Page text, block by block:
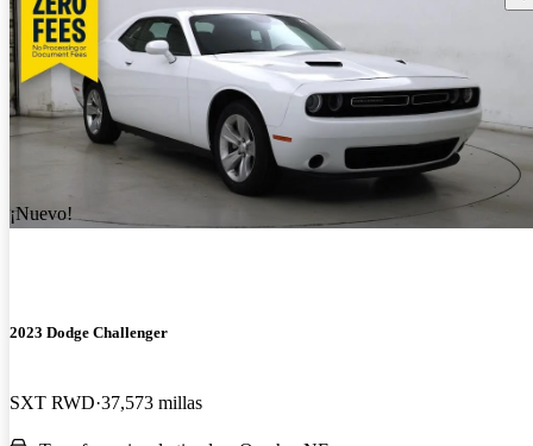
¡Nuevo!
2023 Dodge Challenger
SXT RWD 37,573 millas